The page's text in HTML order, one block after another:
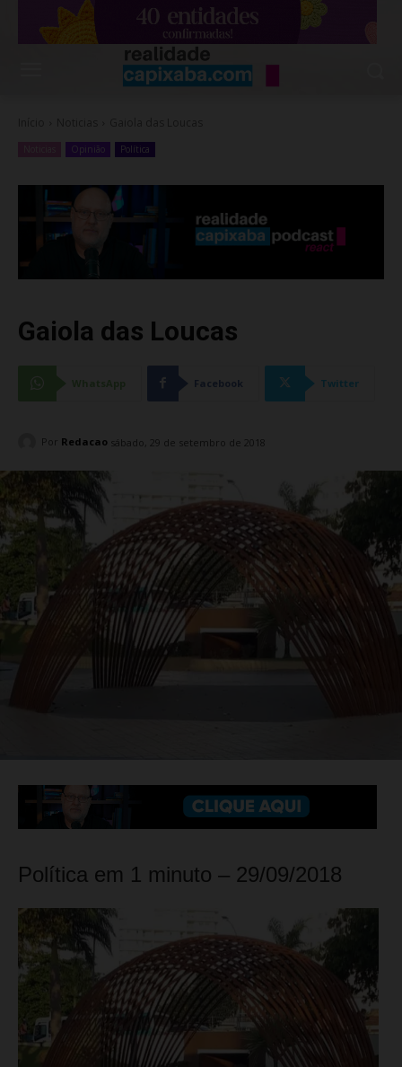
Opinião Política
Gaiola das Loucas
Facebook Twitter
Por Redacao sábado, 29 de setembro de 2018
Política em 1 minuto – 29/09/2018